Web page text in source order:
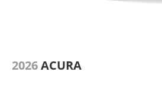
2026ACURA